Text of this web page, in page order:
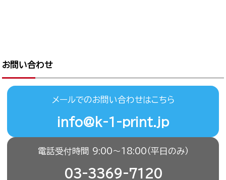
お問い合わせ
メールでのお問い合わせはこちら
info@k-1-print.jp
電話受付時間 9:00〜18:00（平日のみ）
03-3369-7120